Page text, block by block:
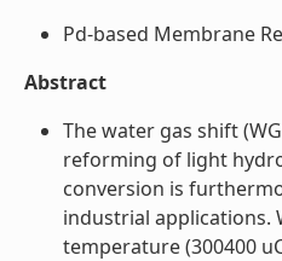
Pd-based Membrane
Abstract
The water gas shift
reforming of light
conversion is
industrial applications.
temperature (300400